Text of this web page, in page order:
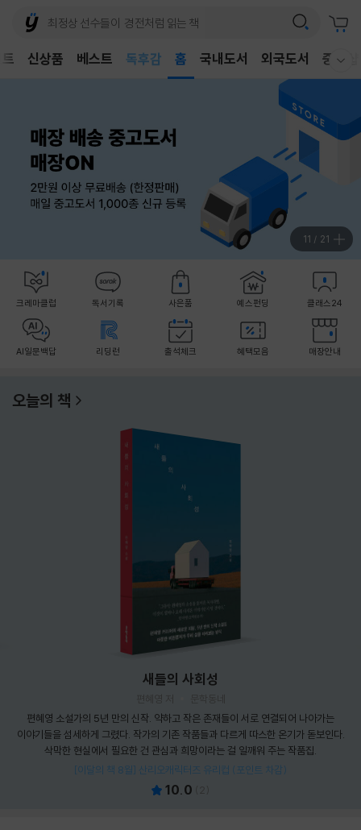
신상품 베스트
독후감
홈 국내도서 외국도서 중고샵
12 / 21
크레마클럽 독서기록 사은품 예스펀딩 클래스24
AI일문백답 리딩런 출석체크 혜택모음 매장안내
오늘의 책
새들의 사회성
편혜영 소설가의 5년 만의 신작. 약하고 작은 존재들이 서로 연결되어 나아가는
이야기들을 섬세하게 그렸다. 작가의 기존 작품들과 다르게 따스한 온기가 돋보인다.
삭막한 현실에서 필요한 건 관심과 희망이라는 걸 일깨워 주는 작품집.
[이달의 책 8월] 산리오캐릭터즈 유리컵 (포인트 차감)
10.0